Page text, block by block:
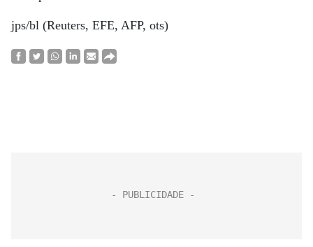
jps/bl (Reuters, EFE, AFP, ots)